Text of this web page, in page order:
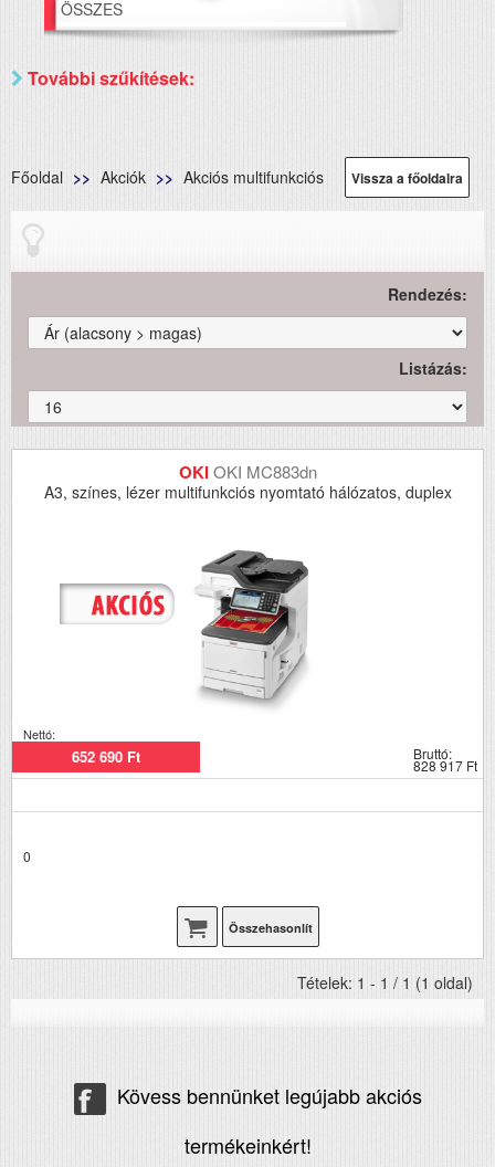
ÖSSZES
További szűkítések:
Főoldal Akciók Akciós multifunkciós Vissza a főoldalra
Rendezés:
Listázás:
OKIOKI MC883dn
A3, színes, lézer multifunkciós nyomtató hálózatos, duplex
Nettó:
652 690 Ft Bruttó:
828 917 Ft
0
Összehasonlít
Tételek: 1 - 1 / 1 (1 oldal)
Kövess bennünket legújabb akciós
termékeinkért!